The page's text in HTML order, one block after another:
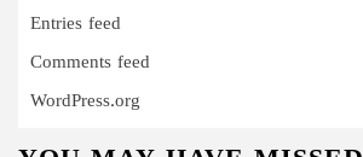
Entries feed
Comments feed
WordPress.org